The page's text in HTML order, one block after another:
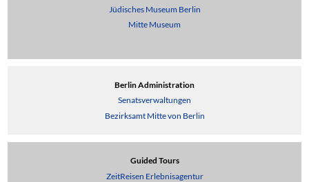
Jüdisches Museum Berlin
Mitte Museum
Berlin Administration
Senatsverwaltungen
Bezirksamt Mitte von Berlin
Guided Tours
ZeitReisen Erlebnisagentur